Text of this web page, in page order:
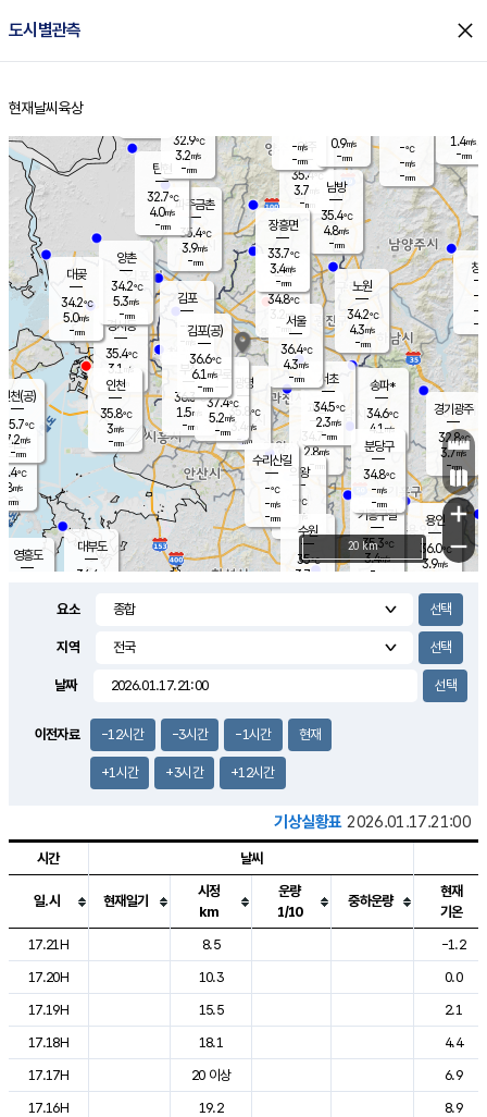
도시별관측 close
홈
현재날씨 육상
의도
℃
m/s
mm
영흥도
양주
35.4℃
3.7
-mm
과천
34.7℃
2.8m/s
- mm
용인
36.0℃
3.9m/s
경기광주
32.8℃
3.7m/s
-mm
3.1m/s
대부도
34.4
경서동
35.4℃
3.1 m/s
-mm
파주금촌
35.4℃
3.9m/s
-mm
-℃
-m/s
-mm
대곶
34.2℃
5.0m/s
-mm
창
-
-m/
-
탄현
32.7℃
4.0m/s
-mm
1.4m/s
-mm
의왕
- ℃
m/s
mm
김포
- ℃
-m/s
mm
광명
35.8 ℃
3.4 m/s
-mm
부천
36.3℃
1.5m/s
-mm
양촌
34.2℃
5.3m/s
-mm
구로
37.4℃
5.2m/s
-mm
은평
34.8℃
3.2 m/s
- mm
노원
34.2℃
4.3m/s
-mm
송파*
34.6℃
4.1 m/s
-mm
서초
34.5℃
2.3m/s
-mm
남방
35.4℃
4.8m/s
-mm
기흥구갈
35.3℃
3.4m/s
-
수리산길
-℃
-m/s
-mm
분당구
34.8℃
-m/s
-mm
장흥면
33.7℃
3.4m/s
-mm
-m/s
-mm
인천(공)
35.7℃
7.2m/s
-mm
김포(공)
36.6℃
6.1 m/s
-mm
수원
35℃
3.7 m/s
인천
35.8℃
3m/s
-mm
서울
36.4℃
4.3m/s
-mm
32.9℃
3.2m/s
-mm
0.9m/s
-mm
+
−
20 km
요소
지역
날짜
이전자료 -12시간 -3시간 -1시간 현재
+1시간 +3시간 +12시간
기상실황표 2026.01.17.21:00
도시별 기상실황표로 지점, 날씨, 기온, 강수, 바람, 기압등을 안내한 표입
시간 날씨
일.시 현재일기
시정
km
운량
1/10
중하운량
현재
기온
17.21H
8.5
-1.2
17.20H
10.3
0.0
17.19H
15.5
2.1
17.18H
18.1
4.4
17.17H
20 이상
6.9
17.16H
19.2
8.9